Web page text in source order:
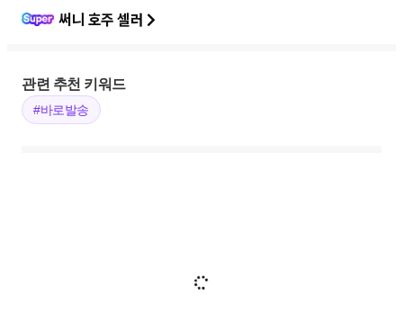
써니 호주 셀러
관련 추천 키워드
#바로발송